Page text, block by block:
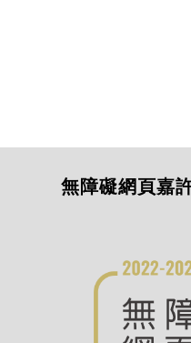
無障礙網頁嘉